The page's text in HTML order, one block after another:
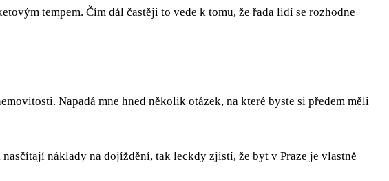
tempem. Čím dál častěji to vede k tomu, že řada lidí se rozhodne
Napadá mne hned několik otázek, na které byste si předem měli
náklady na dojíždění, tak leckdy zjistí, že byt v Praze je vlastně